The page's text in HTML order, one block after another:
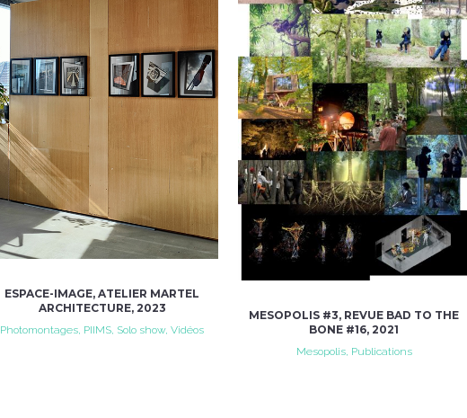
VIEW
ESPACE-IMAGE, ATELIER MARTEL
ARCHITECTURE, 2023
Photomontages, PIIMS, Solo show, Vidéos
VIEW
MESOPOLIS #3, REVUE BAD TO THE
BONE #16, 2021
Mesopolis, Publications